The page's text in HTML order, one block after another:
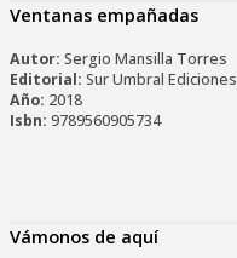
Ventanas empañadas
Autor: Sergio Mansilla Torres
Editorial: Sur Umbral Ediciones
Año: 2018
Isbn: 9789560905734
Vámonos de aquí